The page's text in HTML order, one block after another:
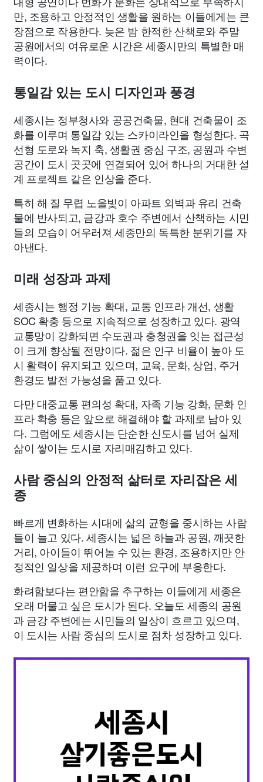
만, 조용하고 안정적인 생활을 원하는 이들에게는 큰
장점으로 작용한다. 늦은 밤 한적한 산책로와 주말
공원에서의 여유로운 시간은 세종시만의 특별한 매
력이다.
통일감 있는 도시 디자인과 풍경
세종시는 정부청사와 공공건축물, 현대 건축물이 조
화를 이루며 통일감 있는 스카이라인을 형성한다. 곡
선형 도로와 녹지 축, 생활권 중심 구조, 공원과 수변
공간이 도시 곳곳에 연결되어 있어 하나의 거대한 설
계 프로젝트 같은 인상을 준다.
특히 해 질 무렵 노을빛이 아파트 외벽과 유리 건축
물에 반사되고, 금강과 호수 주변에서 산책하는 시민
들의 모습이 어우러져 세종만의 독특한 분위기를 자
아낸다.
미래 성장과 과제
세종시는 행정 기능 확대, 교통 인프라 개선, 생활
SOC 확충 등으로 지속적으로 성장하고 있다. 광역
교통망이 강화되면 수도권과 충청권을 잇는 접근성
이 크게 향상될 전망이다. 젊은 인구 비율이 높아 도
시 활력이 유지되고 있으며, 교육, 문화, 상업, 주거
환경도 발전 가능성을 품고 있다.
다만 대중교통 편의성 확대, 자족 기능 강화, 문화 인
프라 확충 등은 앞으로 해결해야 할 과제로 남아 있
다. 그럼에도 세종시는 단순한 신도시를 넘어 실제
삶이 쌓이는 도시로 자리매김하고 있다.
사람 중심의 안정적 삶터로 자리잡은 세
종
빠르게 변화하는 시대에 삶의 균형을 중시하는 사람
들이 늘고 있다. 세종시는 넓은 하늘과 공원, 깨끗한
거리, 아이들이 뛰어놀 수 있는 환경, 조용하지만 안
정적인 일상을 제공하며 이런 요구에 부응한다.
화려함보다는 편안함을 추구하는 이들에게 세종은
오래 머물고 싶은 도시가 된다. 오늘도 세종의 공원
과 금강 주변에는 시민들의 일상이 흐르고 있으며,
이 도시는 사람 중심의 도시로 점차 성장하고 있다.